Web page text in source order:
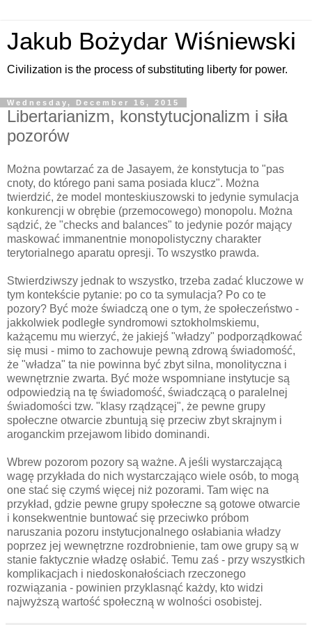
Jakub Bożydar Wiśniewski
Civilization is the process of substituting liberty for power.
Wednesday, December 16, 2015
Libertarianizm, konstytucjonalizm i siła
pozorów
Można powtarzać za de Jasayem, że konstytucja to "pas
cnoty, do którego pani sama posiada klucz". Można
twierdzić, że model monteskiuszowski to jedynie symulacja
konkurencji w obrębie (przemocowego) monopolu. Można
sądzić, że "checks and balances" to jedynie pozór mający
maskować immanentnie monopolistyczny charakter
terytorialnego aparatu opresji. To wszystko prawda.
Stwierdziwszy jednak to wszystko, trzeba zadać kluczowe w
tym kontekście pytanie: po co ta symulacja? Po co te
pozory? Być może świadczą one o tym, że społeczeństwo -
jakkolwiek podległe syndromowi sztokholmskiemu,
każącemu mu wierzyć, że jakiejś "władzy" podporządkować
się musi - mimo to zachowuje pewną zdrową świadomość,
że "władza" ta nie powinna być zbyt silna, monolityczna i
wewnętrznie zwarta. Być może wspomniane instytucje są
odpowiedzią na tę świadomość, świadczącą o paralelnej
świadomości tzw. "klasy rządzącej", że pewne grupy
społeczne otwarcie zbuntują się przeciw zbyt skrajnym i
aroganckim przejawom libido dominandi.
Wbrew pozorom pozory są ważne. A jeśli wystarczającą
wagę przykłada do nich wystarczająco wiele osób, to mogą
one stać się czymś więcej niż pozorami. Tam więc na
przykład, gdzie pewne grupy społeczne są gotowe otwarcie
i konsekwentnie buntować się przeciwko próbom
naruszania pozoru instytucjonalnego osłabiania władzy
poprzez jej wewnętrzne rozdrobnienie, tam owe grupy są w
stanie faktycznie władzę osłabić. Temu zaś - przy wszystkich
komplikacjach i niedoskonałościach rzeczonego
rozwiązania - powinien przyklasnąć każdy, kto widzi
najwyższą wartość społeczną w wolności osobistej.